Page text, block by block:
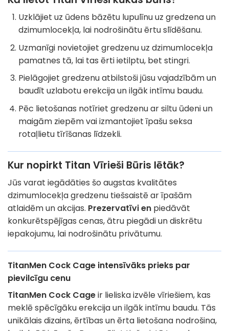
Uzklājiet uz ūdens bāzētu lupulīnu uz gredzena un
dzimumlocekļa, lai nodrošinātu ērtu slīdēšanu.
Uzmanīgi novietojiet gredzenu uz dzimumlocekļa
pamatnes tā, lai tas ērti ietilptu, bet stingri.
Pielāgojiet gredzenu atbilstoši jūsu vajadzībām un
baudīt uzlabotu erekcija un ilgāk intīmu baudu.
Pēc lietošanas notīriet gredzenu ar siltu ūdeni un
maigām ziepēm vai izmantojiet īpašu seksa
rotaļlietu tīrīšanas līdzekli.
Kur nopirkt Titan Vīrieši Būris lētāk?
Jūs varat iegādāties šo augstas kvalitātes
dzimumlocekļa gredzenu tiešsaistē ar īpašām
atlaidēm un akcijas. Prezervatīvi en piedāvāt
konkurētspējīgas cenas, ātru piegādi un diskrētu
iepakojumu, lai nodrošinātu privātumu.
TitanMen Cock Cage intensīvāks prieks par
pievilcīgu cenu
TitanMen Cock Cageir lieliska izvēle vīriešiem, kas
meklē spēcīgāku erekcija un ilgāk intīmu baudu. Tās
unikālais dizains, ērtības un ērta lietošana nodrošina,